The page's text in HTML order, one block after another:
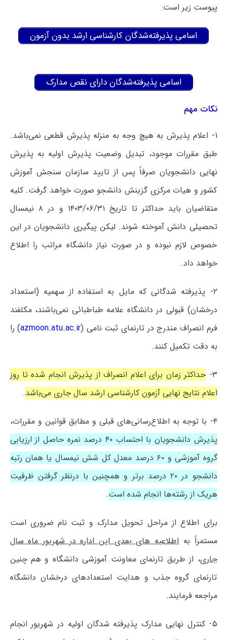
پیوست زیر است:
اسامی پذیرفته‌شدگان کارشناسی ارشد بدون آزمون
اسامی پذیرفته‌شدگان دارای نقص مدارک
نکات مهم
۱- اعلام پذیرش به هیچ وجه به منزله پذیرش قطعی نمی‌باشد.
طبق مقررات موجود، تبدیل وضعیت پذیرش اولیه به پذیرش
نهایی دانشجویان صرفاً پس از تایید سازمان سنجش آموزش
کشور و هیات مرکزی گزینش دانشجو صورت خواهد گرفت. کلیه
متقاضیان باید حداکثر تا تاریخ ۱۴۰۳/۰۶/۳۱ و در ۸ نیمسال
تحصیلی دانش آموخته شوند. لیکن پیگیری دانشجویان در این
خصوص لازم نبوده و در صورت نیاز دانشگاه مراتب را اطلاع
خواهد داد.
۲- پذیرفته شدگانی که مایل به استفاده از سهمیه (استعداد
درخشان) قبولی در دانشگاه علامه طباطبائی نمی‌باشند، مکلفند
فرم انصراف مندرج در تارنمای ثبت نامی (azmoon.atu.ac.ir) را
به دقت تکمیل کنند.
۳- حداکثر زمان برای اعلام انصراف از پذیرش انجام شده تا روز
اعلام نتایج نهایی آزمون کارشناسی ارشد سال جاری می‌باشد.
۴- با توجه به اطلاع‌رسانی‌های قبلی و مطابق قوانین و مقررات،
پذیرش دانشجویان با احتساب ۴۰ درصد نمره حاصل از ارزیابی
گروه آموزشی و ۶۰ درصد معدل کل شش نیمسال یا همان رتبه
دانشجو در ۲۰ درصد برتر و همچنین با درنظر گرفتن ظرفیت
هریک از رشته‌ها انجام شده است.
برای اطلاع از مراحل تحویل مدارک و ثبت نام ضروری است
مستمراً به اطلاعیه های بعدی این اداره در شهریور ماه سال
جاری، از طریق تارنمای معاونت آموزشی دانشگاه و هم چنین
تارنمای گروه جذب و هدایت استعدادهای درخشان دانشگاه
مراجعه فرمایند.
۵- کنترل نهایی مدارک پذیرفته شدگان اولیه در شهریور انجام